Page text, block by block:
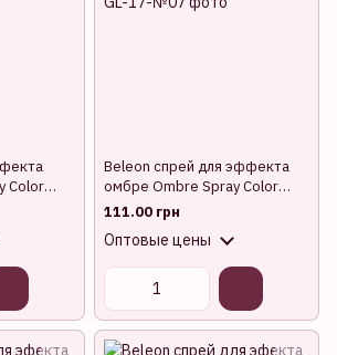
Color
Beleon спрей для эффекта
омбре Ombre Spray Color
№07, 10гр
111.00 грн
Оптовые цены